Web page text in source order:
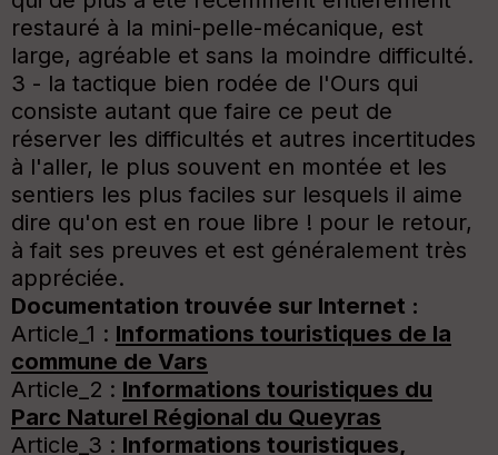
restauré à la mini-pelle-mécanique, est
large, agréable et sans la moindre difficulté.
3 - la tactique bien rodée de l'Ours qui
consiste autant que faire ce peut de
réserver les difficultés et autres incertitudes
à l'aller, le plus souvent en montée et les
sentiers les plus faciles sur lesquels il aime
dire qu'on est en roue libre ! pour le retour,
à fait ses preuves et est généralement très
appréciée.
Documentation trouvée sur Internet :
Article_1 : Informations touristiques de la
commune de Vars
Article_2 : Informations touristiques du
Parc Naturel Régional du Queyras
Article_3 : Informations touristiques,